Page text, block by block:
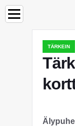
TÄRKEIN